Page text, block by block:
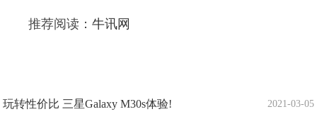
推荐阅读：牛讯网
2021-03-05
玩转性价比 三星Galaxy M30s体验!